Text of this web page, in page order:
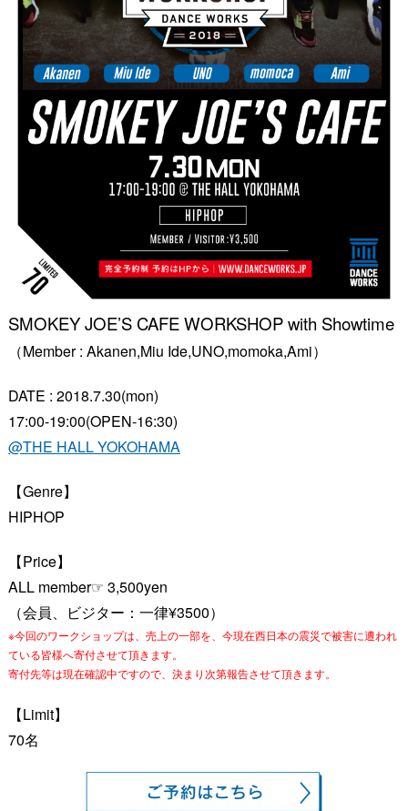
SMOKEY JOE’S CAFE WORKSHOP with Showtime
（Member : Akanen,Miu Ide,UNO,momoka,Ami）
DATE : 2018.7.30(mon)
17:00-19:00(OPEN-16:30)
@THE HALL YOKOHAMA
【Genre】
HIPHOP
【Price】
ALL member☞ 3,500yen
（会員、ビジター：一律¥3500）
※今回のワークショップは、売上の一部を、今現在西日本の震災で被害に遭われ
ている皆様へ寄付させて頂きます。
寄付先等は現在確認中ですので、決まり次第報告させて頂きます。
【Limit】
70名